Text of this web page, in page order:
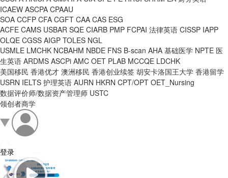
ICAEW ASCPA CPAAU
SOA CCFP CFA CGFT CAA CAS ESG
ACFE CAMS USBAR SQE CIARB PMP FCPAI 法律英语 CISSP IAPP
OLQE CGSS AIGP TOLES NGL
USMLE LMCHK NCBAHM NBDE FNS B-scan AHA 基础医学 NPTE 医
生英语 ARDMS ASCPi AMC OET PLAB MCCQE LDCHK
美国移民 香港优才 澳洲移民 香港创业续签 胡安卡洛国王大学 香港留学
USRN IELTS 护理英语 AURN HKRN CPT/OPT OET_Nursing
数据评价师/数据资产管理师 USTC
领创者商学
登录